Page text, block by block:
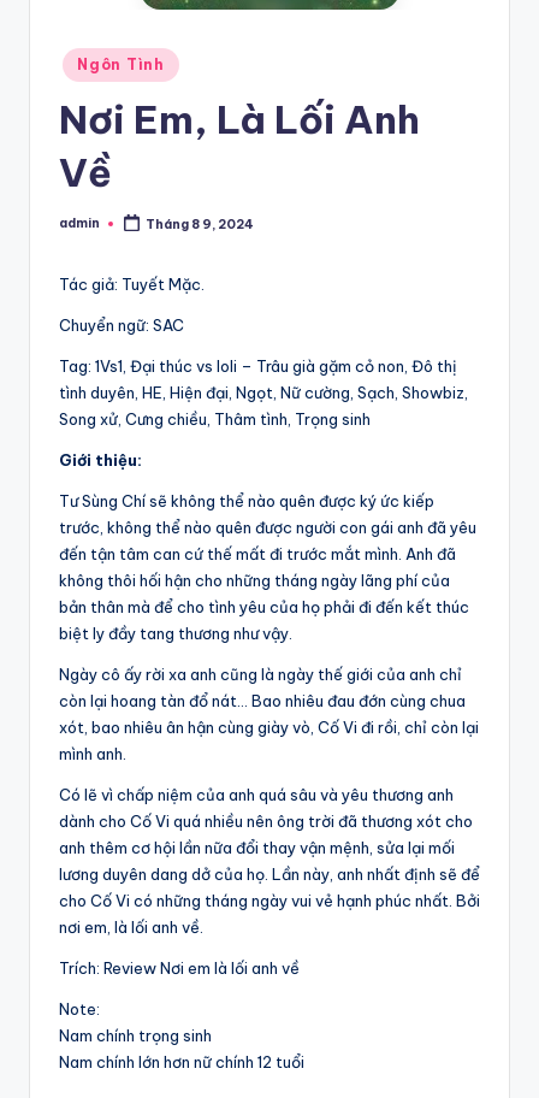
Posted
in
Ngôn Tình
Nơi Em, Là Lối Anh
Về
Posted
admin Tháng 8 9, 2024
Tác giả: Tuyết Mặc.
Chuyển ngữ: SAC
Tag: 1Vs1, Đại thúc vs loli – Trâu già gặm cỏ non, Đô thị
tình duyên, HE, Hiện đại, Ngọt, Nữ cường, Sạch, Showbiz,
Song xử, Cưng chiều, Thâm tình, Trọng sinh
Giới thiệu:
Tư Sùng Chí sẽ không thể nào quên được ký ức kiếp
trước, không thể nào quên được người con gái anh đã yêu
đến tận tâm can cứ thế mất đi trước mắt mình. Anh đã
không thôi hối hận cho những tháng ngày lãng phí của
bản thân mà để cho tình yêu của họ phải đi đến kết thúc
biệt ly đầy tang thương như vậy.
Ngày cô ấy rời xa anh cũng là ngày thế giới của anh chỉ
còn lại hoang tàn đổ nát… Bao nhiêu đau đớn cùng chua
xót, bao nhiêu ân hận cùng giày vò, Cố Vi đi rồi, chỉ còn lại
mình anh.
Có lẽ vì chấp niệm của anh quá sâu và yêu thương anh
dành cho Cố Vi quá nhiều nên ông trời đã thương xót cho
anh thêm cơ hội lần nữa đổi thay vận mệnh, sửa lại mối
lương duyên dang dở của họ. Lần này, anh nhất định sẽ để
cho Cố Vi có những tháng ngày vui vẻ hạnh phúc nhất. Bởi
nơi em, là lối anh về.
Trích: Review Nơi em là lối anh về
Note:
Nam chính trọng sinh
Nam chính lớn hơn nữ chính 12 tuổi